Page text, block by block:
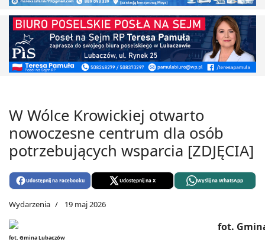
W Wólce Krowickiej otwarto
nowoczesne centrum dla osób
potrzebujących wsparcia [ZDJĘCIA]
Udostępnij na Facebooku Udostępnij na X Wyślij na WhatsApp
Wydarzenia 19 maj 2026
fot. Gmina Lubaczów